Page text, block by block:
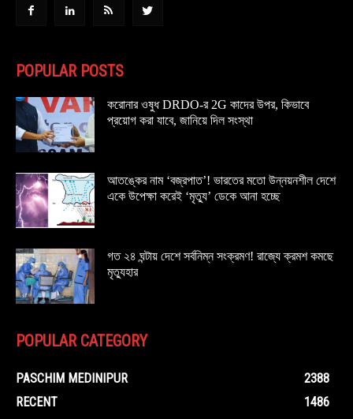
POPULAR POSTS
করোনার ওষুধ DRDO-র 2G কাদের উপর, কিভাবে
প্রয়োগ করা যাবে, জানিয়ে দিল সংস্থা
আতঙ্কের নাম ‘বজ্রপাত’! ভারতের মতো উন্নয়নশীল দেশে
একে উপেক্ষা করেই ‘মৃত্যু’ ডেকে আনা হচ্ছে
গত ২৪ ঘন্টায় দেশে সর্বনিম্ন সংক্রমণ! রাজ্যে ক্রমশ কমছে
মৃত্যুহার
POPULAR CATEGORY
PASCHIM MEDINIPUR
2388
RECENT
1486